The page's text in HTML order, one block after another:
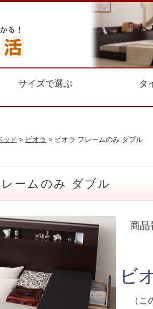
サイズで選ぶ タ
ッド > ビオラ > ビオラ フレームのみ ダブル
ームのみ ダブル
商品
ビ
（